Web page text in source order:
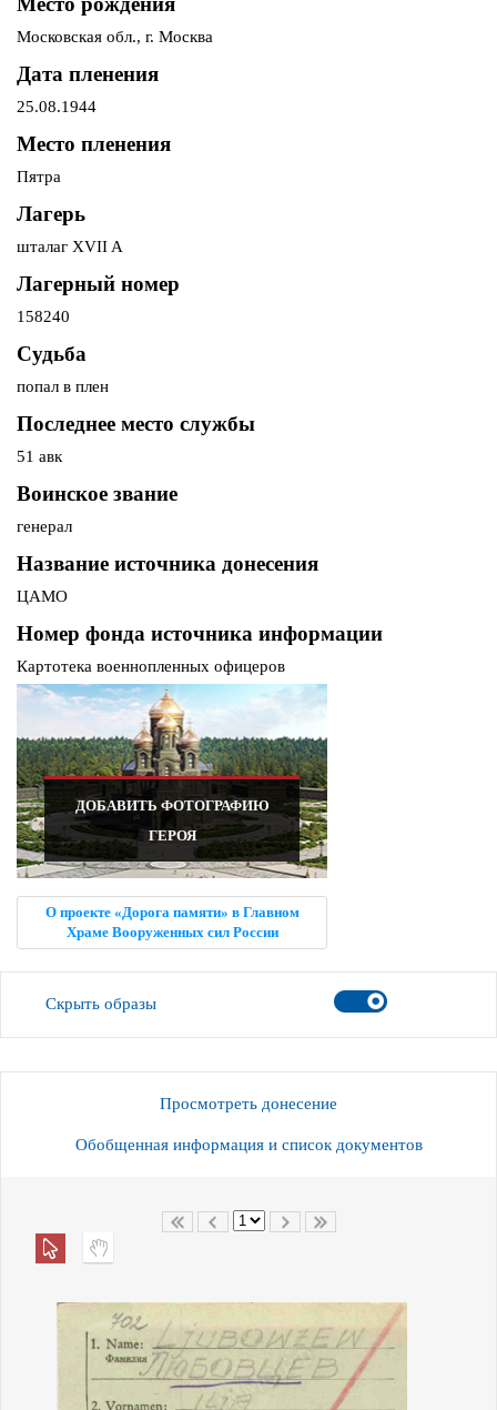
Московская обл., г. Москва
Дата пленения
25.08.1944
Место пленения
Пятра
Лагерь
шталаг XVII A
Лагерный номер
158240
Судьба
попал в плен
Последнее место службы
51 авк
Воинское звание
генерал
Название источника донесения
ЦАМО
Номер фонда источника информации
Картотека военнопленных офицеров
ДОБАВИТЬ ФОТОГРАФИЮ
ГЕРОЯ
О проекте «Дорога памяти» в Главном
Храме Вооруженных сил России
Скрыть образы
Просмотреть донесение
Обобщенная информация и список документов